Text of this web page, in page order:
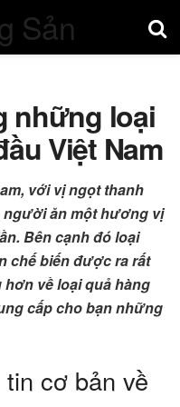
những loại
Việt Nam
với vị ngọt thanh
người ăn một hương vị
Bên cạnh đó loại
chế biến được ra rất
về loại quả hàng
cấp cho bạn những
cơ bản về